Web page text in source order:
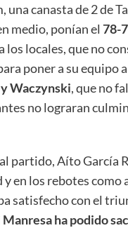
una canasta de 2 de
medio, ponían el 78-
los locales, que no
poner a su equipo
Waczynski, que no
no lograran
partido, Aíto García
en los rebotes como
satisfecho con el
ha podido